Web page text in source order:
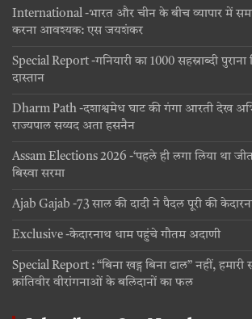
International -भारत और चीन के बीच व्यापार में
करना आवश्यक: एस जयशंकर
Special Report -गनियारी का 1000 सहस्राब्दी पुराना
दास्तान
Dharm Path -दशाश्वमेध घाट की गंगा आरती देख
राज्यपाल सय्यद अता हसनैन
Assam Elections 2026 -‘पहले ही लगा लिया था
बिस्वा सरमा
Ajab Gajab -73 साल की दादी ने पैदल पूरी की
Exclusive -केदारनाथ धाम पहुंचे गौतम अदाणी
Special Report : “बिना खड्ग बिना ढाल” नहीं, हमारी
क्रांतिवीर वीरांगनाओं के बलिदानों का फल